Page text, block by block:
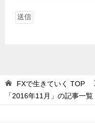
FXで生きていく TOP
「2016年11月」の記事一覧